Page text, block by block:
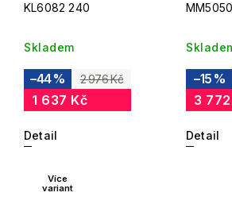
KL6082 240
Skladem
2 976 Kč
–44 %
1 637 Kč
Detail
–15 %
3
Detail
Více
variant